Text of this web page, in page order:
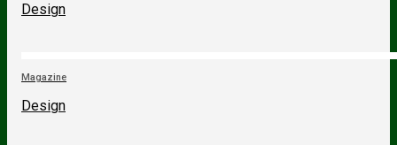
Design
Magazine
Design